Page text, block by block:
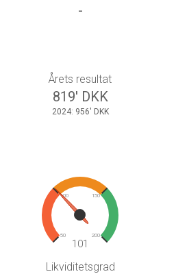
-
Årets resultat
819' DKK
2024: 956' DKK
50
100 150
200
101
Likviditetsgrad